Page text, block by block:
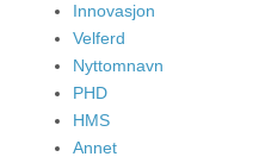
Innovasjon
Velferd
Nyttomnavn
PHD
HMS
Annet